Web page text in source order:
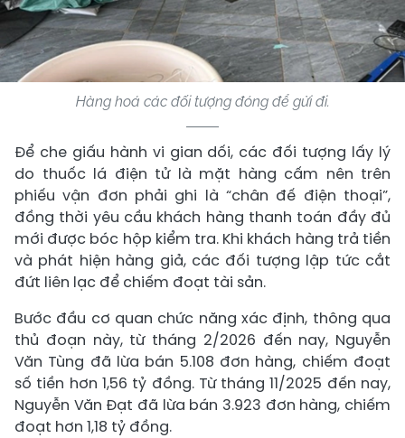
Hàng hoá các đối tượng đóng để gửi đi.
Để che giấu hành vi gian dối, các đối tượng lấy lý
do thuốc lá điện tử là mặt hàng cấm nên trên
phiếu vận đơn phải ghi là “chân đế điện thoại”,
đồng thời yêu cầu khách hàng thanh toán đầy đủ
mới được bóc hộp kiểm tra. Khi khách hàng trả tiền
và phát hiện hàng giả, các đối tượng lập tức cắt
đứt liên lạc để chiếm đoạt tài sản.
Bước đầu cơ quan chức năng xác định, thông qua
thủ đoạn này, từ tháng 2/2026 đến nay, Nguyễn
Văn Tùng đã lừa bán 5.108 đơn hàng, chiếm đoạt
số tiền hơn 1,56 tỷ đồng. Từ tháng 11/2025 đến nay,
Nguyễn Văn Đạt đã lừa bán 3.923 đơn hàng, chiếm
đoạt hơn 1,18 tỷ đồng.